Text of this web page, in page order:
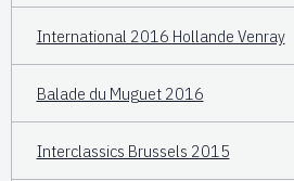
International 2016 Hollande Venray
Balade du Muguet 2016
Interclassics Brussels 2015